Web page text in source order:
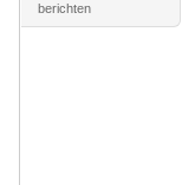
berichten